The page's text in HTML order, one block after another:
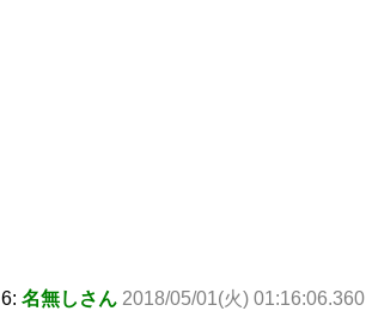
6: 名無しさん 2018/05/01(火) 01:16:06.360